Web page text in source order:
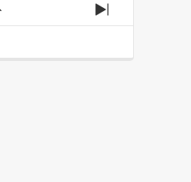
主題曲> #大展鴻圖
Next
Episode